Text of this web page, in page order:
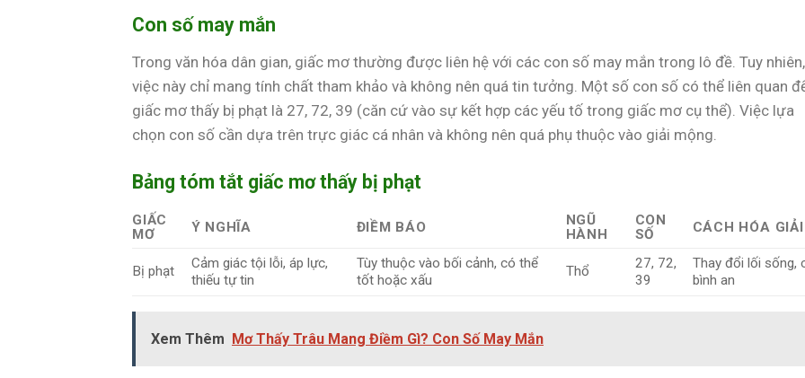
Con số may mắn
Trong văn hóa dân gian, giấc mơ thường được liên hệ với các con số may mắn trong lô đề. Tuy nhiên,
việc này chỉ mang tính chất tham khảo và không nên quá tin tưởng. Một số con số có thể liên quan
giấc mơ thấy bị phạt là 27, 72, 39 (căn cứ vào sự kết hợp các yếu tố trong giấc mơ cụ thể). Việc lựa
chọn con số cần dựa trên trực giác cá nhân và không nên quá phụ thuộc vào giải mộng.
Bảng tóm tắt giấc mơ thấy bị phạt
GIẤC
MƠ
Ý NGHĨA ĐIỀM BÁO
NGŨ
HÀNH
CON
SỐ
CÁCH HÓA GIẢI
Bị phạt
Cảm giác tội lỗi, áp lực,
thiếu tự tin
Tùy thuộc vào bối cảnh, có thể
tốt hoặc xấu
Thổ
27, 72,
39
Thay đổi lối sống,
bình an
Xem Thêm Mơ Thấy Trâu Mang Điềm Gì? Con Số May Mắn